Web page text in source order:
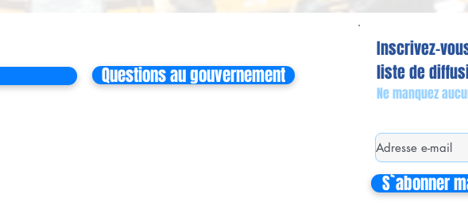
Questions au gouvernement
Inscrivez-
liste de
Ne manquez
S`abonner